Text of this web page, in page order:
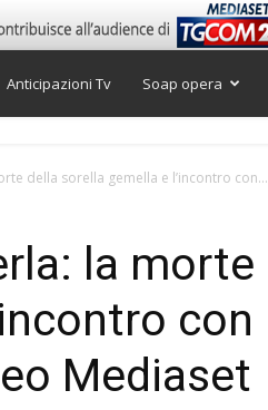
Anticipazioni Tv Soap opera
della sorella gemella e l’incontro con...
la morte
con
Mediaset